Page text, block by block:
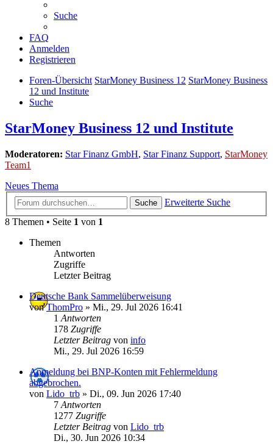
Suche
FAQ
Anmelden
Registrieren
Foren-Übersicht StarMoney Business 12 StarMoney Business
12 und Institute
Suche
StarMoney Business 12 und Institute
Moderatoren: Star Finanz GmbH, Star Finanz Support, StarMoney
Team1
Neues Thema
Suche
Erweiterte Suche
8 Themen • Seite 1 von 1
Themen
Antworten
Zugriffe
Letzter Beitrag
Deutsche Bank Sammelüberweisung
vonThomPro » Mi., 29. Jul 2026 16:41
1 Antworten
178 Zugriffe
Letzter Beitrag von info
Mi., 29. Jul 2026 16:59
Anmeldung bei BNP-Konten mit Fehlermeldung
abgebrochen.
von Lido_trb » Di., 09. Jun 2026 17:40
7 Antworten
1277 Zugriffe
Letzter Beitrag von Lido_trb
Di., 30. Jun 2026 10:34